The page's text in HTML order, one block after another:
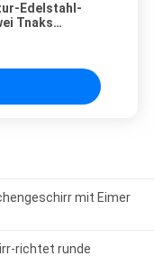
Edelstahl-
Tnaks
mit Eimer
richtet runde